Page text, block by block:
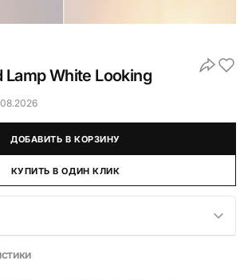
Lamp White Looking
ДОБАВИТЬ В КОРЗИНУ
КУПИТЬ В ОДИН КЛИК